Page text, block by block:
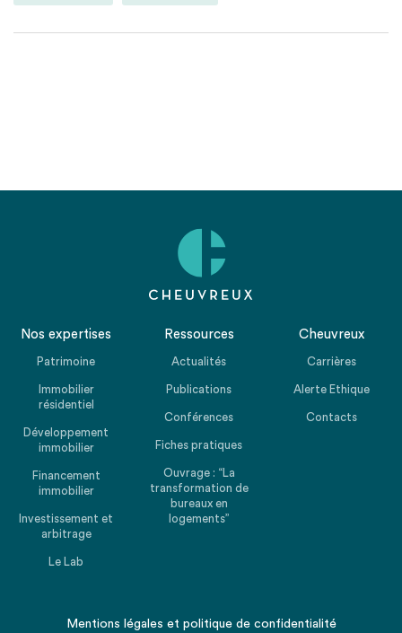
Nos expertises
Patrimoine
Immobilier
résidentiel
Développement
immobilier
Financement
immobilier
Investissement et
arbitrage
Le Lab
Ressources
Actualités
Publications
Conférences
Fiches pratiques
Ouvrage : “La
transformation de
bureaux en
logements”
Cheuvreux
Carrières
Alerte Ethique
Contacts
Mentions légales et politique de confidentialité